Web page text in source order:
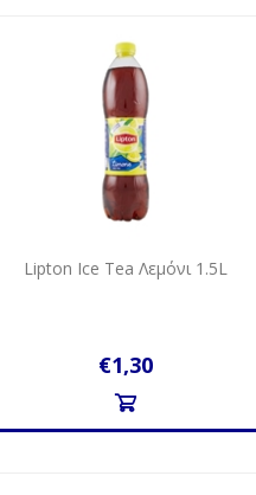
Lipton Ice Tea Λεμόνι 1.5L
€1,30